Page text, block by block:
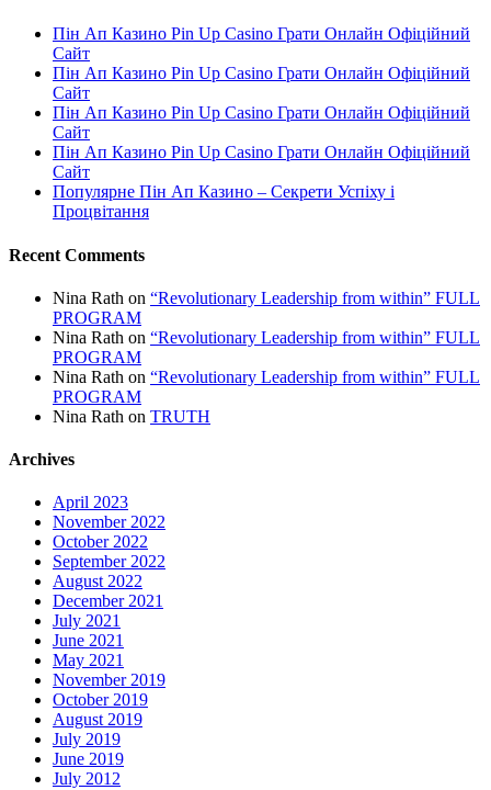
Пін Ап Казино Pin Up Casino Грати Онлайн Офіційний
Сайт
Пін Ап Казино Pin Up Casino Грати Онлайн Офіційний
Сайт
Пін Ап Казино Pin Up Casino Грати Онлайн Офіційний
Сайт
Пін Ап Казино Pin Up Casino Грати Онлайн Офіційний
Сайт
Популярне Пін Ап Казино – Секрети Успіху і
Процвітання
Recent Comments
Nina Rath on “Revolutionary Leadership from within” FULL
PROGRAM
Nina Rath on “Revolutionary Leadership from within” FULL
PROGRAM
Nina Rath on “Revolutionary Leadership from within” FULL
PROGRAM
Nina Rath on TRUTH
Archives
April 2023
November 2022
October 2022
September 2022
August 2022
December 2021
July 2021
June 2021
May 2021
November 2019
October 2019
August 2019
July 2019
June 2019
July 2012